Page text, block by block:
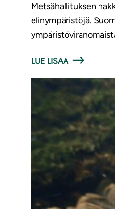
Metsähallituksen
elinympäristöjä.
LUE LISÄÄ